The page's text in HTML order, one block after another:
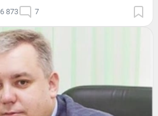
6 873 7